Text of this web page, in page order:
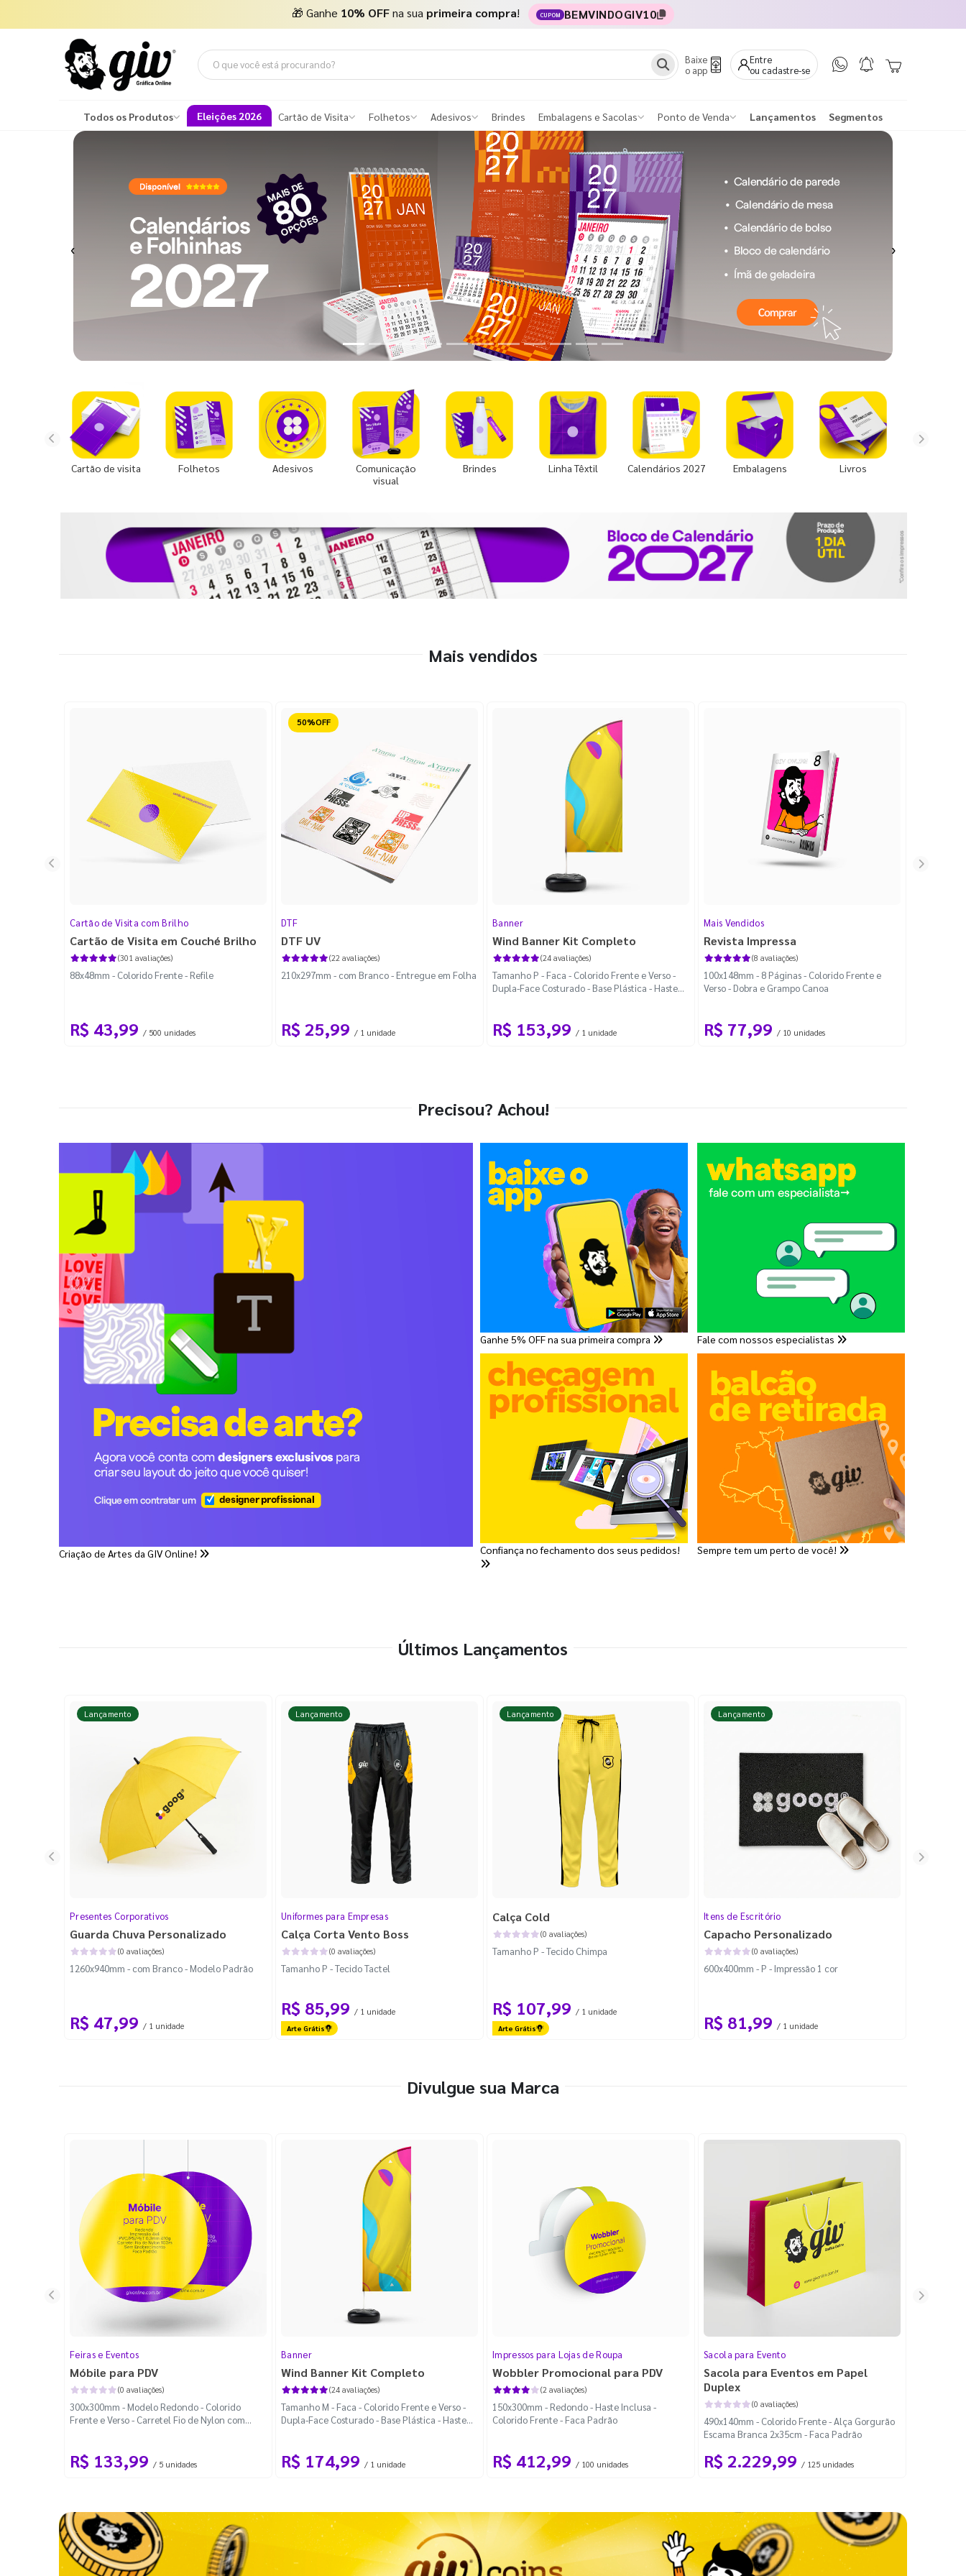
🎁 Ganhe 10% OFFna sua primeira compra! CUPOM BEMVINDOGIV10
Baixe
o app
Entre
ou cadastre-se
Todos os Produtos Eleições 2026 Cartão de Visita Folhetos Adesivos Brindes Embalagens e Sacolas Ponto de Venda Lançamentos Segmentos
Previous Next
Cartão de visita Folhetos Adesivos
Comunicação
visual
Brindes Linha Têxtil Calendários 2027 Embalagens Livros
Mais vendidos
Cartão de Visita com Brilho
Cartão de Visita em Couché Brilho
(301 avaliações)
88x48mm - Colorido Frente - Refile
R$ 43,99 / 500 unidades
Reduzido
DTF
DTF UV
(22 avaliações)
210x297mm - com Branco - Entregue em Folha
R$ 25,99 / 1 unidade
Banner
Wind Banner Kit Completo
(24 avaliações)
Tamanho P - Faca - Colorido Frente e Verso -
Dupla-Face Costurado - Base Plástica - Haste
R$ 153,99 / 1 unidade
Mais Vendidos
Revista Impressa
(8 avaliações)
100x148mm - 8 Páginas - Colorido Frente e
Verso - Dobra e Grampo Canoa
R$ 77,99 / 10 unidades
Precisou? Achou!
Criação de Artes da GIV Online!
Ganhe 5% OFF na sua primeira compra
Confiança no fechamento dos seus pedidos!
Fale com nossos especialistas
Sempre tem um perto de você!
Últimos Lançamentos
Lançamento
Presentes Corporativos
Guarda Chuva Personalizado
(0 avaliações)
1260x940mm - com Branco - Modelo Padrão
R$ 47,99 / 1 unidade
Lançamento
Uniformes para Empresas
Calça Corta Vento Boss
(0 avaliações)
Tamanho P - Tecido Tactel
R$ 85,99 / 1 unidade
Arte Grátis
Lançamento
Calça Cold
(0 avaliações)
Tamanho P - Tecido Chimpa
R$ 107,99 / 1 unidade
Arte Grátis
Lançamento
Itens de Escritório
Capacho Personalizado
(0 avaliações)
600x400mm - P - Impressão 1 cor
R$ 81,99 / 1 unidade
Divulgue sua Marca
Feiras e Eventos
Móbile para PDV
(0 avaliações)
300x300mm - Modelo Redondo - Colorido
Frente e Verso - Carretel Fio de Nylon com
R$ 133,99 / 5 unidades
Banner
Wind Banner Kit Completo
(24 avaliações)
Tamanho M - Faca - Colorido Frente e Verso -
Dupla-Face Costurado - Base Plástica - Haste
R$ 174,99 / 1 unidade
Impressos para Lojas de Roupa
Wobbler Promocional para PDV
(2 avaliações)
150x300mm - Redondo - Haste Inclusa -
Colorido Frente - Faca Padrão
R$ 412,99 / 100 unidades
Sacola para Evento
Sacola para Eventos em Papel
Duplex
(0 avaliações)
490x140mm - Colorido Frente - Alça Gorgurão
Escama Branca 2x35cm - Faca Padrão
R$ 2.229,99 / 125 unidades